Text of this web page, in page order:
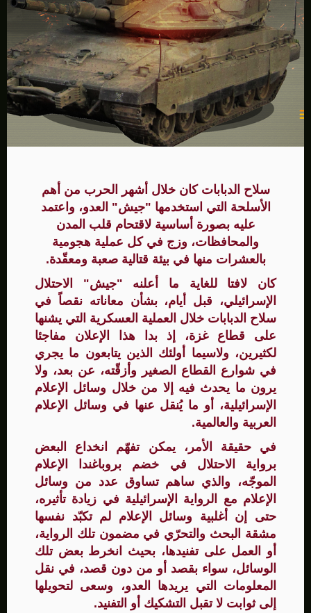
سلاح الدبابات كان خلال أشهر الحرب من أهم
الأسلحة التي استخدمها "جيش" العدو، واعتمد
عليه بصورة أساسية لاقتحام قلب المدن
والمحافظات، وزج في كل عملية هجومية
بالعشرات منها في بيئة قتالية صعبة ومعقّدة.
كان لافتا للغاية ما أعلنه "جيش" الاحتلال
الإسرائيلي، قبل أيام، بشأن معاناته نقصاً في
سلاح الدبابات خلال العملية العسكرية التي يشنها
على قطاع غزة، إذ بدا هذا الإعلان مفاجئا
لكثيرين، ولاسيما أولئك الذين يتابعون ما يجري
في شوارع القطاع الصغير وأزقّته، عن بعد، ولا
يرون ما يحدث فيه إلا من خلال وسائل الإعلام
الإسرائيلية، أو ما يُنقل عنها في وسائل الإعلام
العربية والعالمية.
في حقيقة الأمر، يمكن تفهّم انخداع البعض
برواية الاحتلال في خضم بروباغندا الإعلام
الموجّه، والذي ساهم تساوق عدد من وسائل
الإعلام مع الرواية الإسرائيلية في زيادة تأثيره،
حتى إن أغلبية وسائل الإعلام لم تكبّد نفسها
مشقة البحث والتحرّي في مضمون تلك الرواية،
أو العمل على تفنيدها، بحيث انخرط بعض تلك
الوسائل، سواء بقصد أو من دون قصد، في نقل
المعلومات التي يريدها العدو، وسعى لتحويلها
إلى ثوابت لا تقبل التشكيك أو التفنيد.